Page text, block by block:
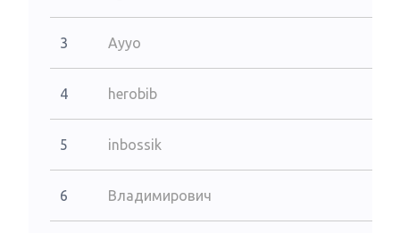
3 Ayyo
4 herobib
5 inbossik
6 Владимирович